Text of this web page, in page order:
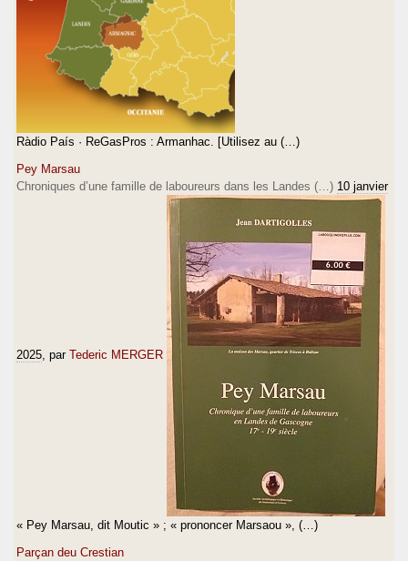
Ràdio País · ReGasPros : Armanhac. [Utilisez au (…)
Pey Marsau
Chroniques d’une famille de laboureurs dans les Landes (…) 10 janvier
2025 , par Tederic MERGER
« Pey Marsau, dit Moutic » ; « prononcer Marsaou », (…)
Parçan deu Crestian